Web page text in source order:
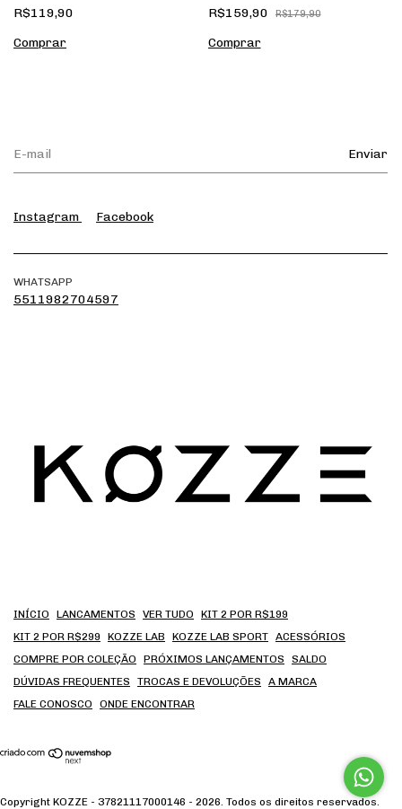
R$119,90
R$159,90
R$179,90
Instagram Facebook
WHATSAPP
5511982704597
INÍCIO LANCAMENTOS VER TUDO
KIT 2 POR R$199
KIT 2 POR R$299
KOZZE LAB KOZZE LAB SPORT ACESSÓRIOS
COMPRE POR COLEÇÃO
PRÓXIMOS LANÇAMENTOS
SALDO
DÚVIDAS FREQUENTES
TROCAS E DEVOLUÇÕES
A MARCA
FALE CONOSCO
ONDE ENCONTRAR
Copyright KOZZE - 37821117000146 - 2026. Todos os direitos reservados.